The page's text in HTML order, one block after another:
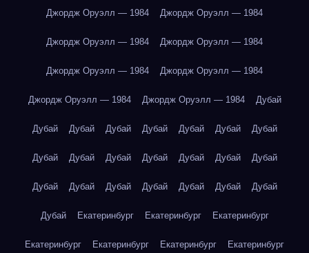
Джордж Оруэлл — 1984 Джордж Оруэлл — 1984
Джордж Оруэлл — 1984 Джордж Оруэлл — 1984
Джордж Оруэлл — 1984 Джордж Оруэлл — 1984
Джордж Оруэлл — 1984 Джордж Оруэлл — 1984 Дубай
Дубай Дубай Дубай Дубай Дубай Дубай Дубай
Дубай Дубай Дубай Дубай Дубай Дубай Дубай
Дубай Дубай Дубай Дубай Дубай Дубай Дубай
Дубай Екатеринбург Екатеринбург Екатеринбург
Екатеринбург Екатеринбург Екатеринбург Екатеринбург